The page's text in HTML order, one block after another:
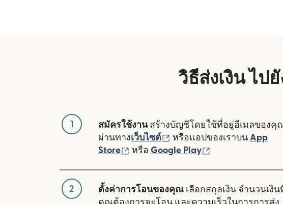
วิธีส่งเงิน ไป
1 สมัครใช้งานสร้างบัญชีโดยใช้ที่อยู่อีเมลของคุ
ผ่านทางเว็บไซต์ (เปิดในหน้าต่างใหม่)
หรือแอปของเราบน App
Store
(เปิดในหน้าต่างใหม่)
หรือ Google Play
2 ตั้งค่าการโอนของคุณ เลือกสกุลเงิน จำนวนเงิน